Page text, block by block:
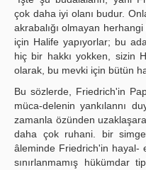
çok daha iyi olanı budur.
akrabalığı olmayan
için Halife yapıyorlar; bu
hiç bir hakkı yokken, sizin
olarak, bu mevki için bütün
Bu sözlerde, Friedrich'in
müca-delenin yankılannı
zamanla özünden
daha çok ruhani. bir
âleminde Friedrich'in hayal-
sınırlanmamış hükümdar